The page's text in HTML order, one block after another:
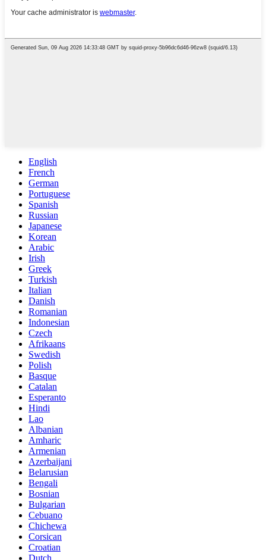
English
French
German
Portuguese
Spanish
Russian
Japanese
Korean
Arabic
Irish
Greek
Turkish
Italian
Danish
Romanian
Indonesian
Czech
Afrikaans
Swedish
Polish
Basque
Catalan
Esperanto
Hindi
Lao
Albanian
Amharic
Armenian
Azerbaijani
Belarusian
Bengali
Bosnian
Bulgarian
Cebuano
Chichewa
Corsican
Croatian
Dutch